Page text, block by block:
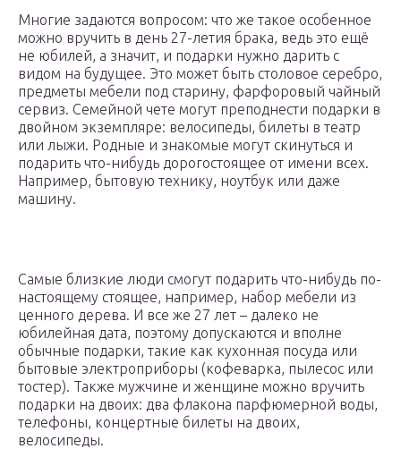
Многие задаются вопросом: что же такое особенное
можно вручить в день 27-летия брака, ведь это ещё
не юбилей, а значит, и подарки нужно дарить с
видом на будущее. Это может быть столовое серебро,
предметы мебели под старину, фарфоровый чайный
сервиз. Семейной чете могут преподнести подарки в
двойном экземпляре: велосипеды, билеты в театр
или лыжи. Родные и знакомые могут скинуться и
подарить что-нибудь дорогостоящее от имени всех.
Например, бытовую технику, ноутбук или даже
машину.
Самые близкие люди смогут подарить что-нибудь по-
настоящему стоящее, например, набор мебели из
ценного дерева. И все же 27 лет – далеко не
юбилейная дата, поэтому допускаются и вполне
обычные подарки, такие как кухонная посуда или
бытовые электроприборы (кофеварка, пылесос или
тостер). Также мужчине и женщине можно вручить
подарки на двоих: два флакона парфюмерной воды,
телефоны, концертные билеты на двоих,
велосипеды.